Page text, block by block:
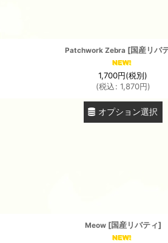
Patchwork Zebra [国産リバ
1,700円(税別)
(税込: 1,870円)
オプション選択
Meow [国産リバティ]